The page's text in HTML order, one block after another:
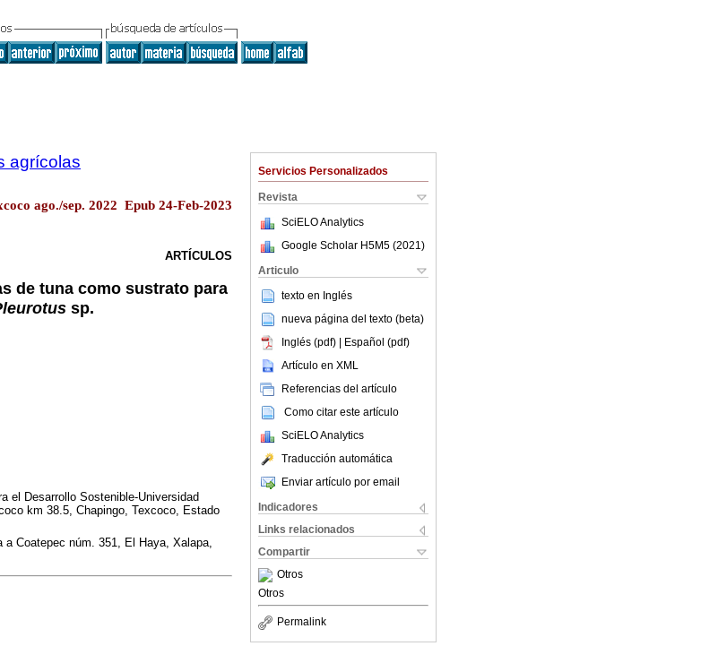
Servicios Personalizados
Revista
SciELO Analytics
Google Scholar H5M5 (2021 )
Articulo
texto en Inglés
nueva página del texto (beta)
Inglés (pdf) | Español (pdf)
Artículo en XML
Referencias del artículo
Como citar este artículo
SciELO Analytics
Traducción automática
Enviar artículo por email
Indicadores
Links relacionados
Compartir
Otros
Otros
Permalink
agrícolas
ago./sep. 2022 Epub 24-Feb-2023
ARTÍCULOS
de tuna como sustrato para
sp.
el Desarrollo Sostenible-Universidad
km 38.5, Chapingo, Texcoco, Estado
a Coatepec núm. 351, El Haya, Xalapa,